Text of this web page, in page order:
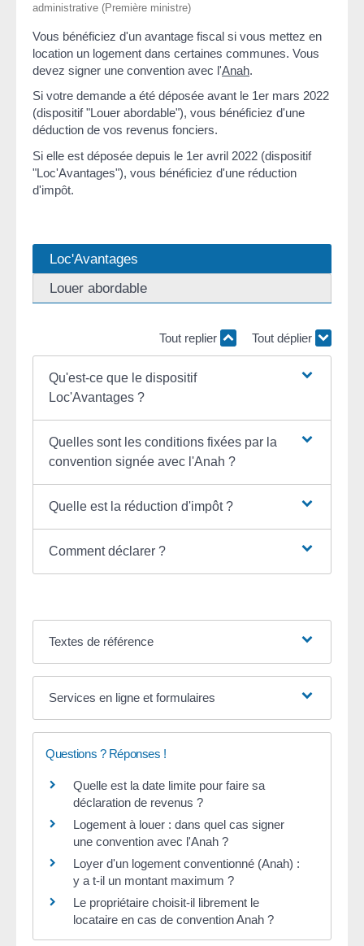
administrative (Première ministre)
Vous bénéficiez d'un avantage fiscal si vous mettez en
location un logement dans certaines communes. Vous
devez signer une convention avec l'Anah.
Si votre demande a été déposée avant le 1er mars 2022
(dispositif "Louer abordable"), vous bénéficiez d'une
déduction de vos revenus fonciers.
Si elle est déposée depuis le 1er avril 2022 (dispositif
"Loc'Avantages"), vous bénéficiez d'une réduction
d'impôt.
Loc'Avantages
Louer abordable
Tout replier Tout déplier
Qu'est-ce que le dispositif
Loc'Avantages ?
Quelles sont les conditions fixées par la
convention signée avec l'Anah ?
Quelle est la réduction d'impôt ?
Comment déclarer ?
Textes de référence
Services en ligne et formulaires
Questions ? Réponses !
Quelle est la date limite pour faire sa
déclaration de revenus ?
Logement à louer : dans quel cas signer
une convention avec l'Anah ?
Loyer d'un logement conventionné (Anah) :
y a t-il un montant maximum ?
Le propriétaire choisit-il librement le
locataire en cas de convention Anah ?